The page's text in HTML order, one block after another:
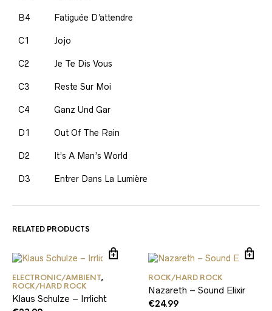
B4 Fatiguée D’attendre
C1 Jojo
C2 Je Te Dis Vous
C3 Reste Sur Moi
C4 Ganz Und Gar
D1 Out Of The Rain
D2 It’s A Man’s World
D3 Entrer Dans La Lumière
RELATED PRODUCTS
ELECTRONIC/AMBIENT,
ROCK/HARD ROCK
Klaus Schulze – Irrlicht
ROCK/HARD ROCK
Nazareth – Sound Elixir
€24.99